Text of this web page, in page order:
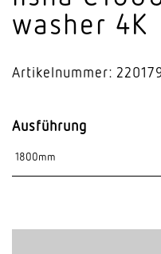
washer 4K
Artikelnummer:
Ausführung